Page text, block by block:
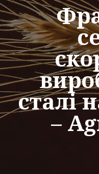
сталі
–